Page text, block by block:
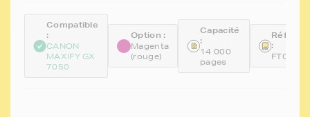
Compatible
:
CANON
MAXIFY GX
7050
Option :
Magenta
(rouge)
Capacité
:
14 000
pages
: